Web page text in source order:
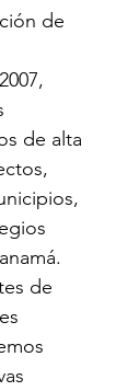
de
de alta
de